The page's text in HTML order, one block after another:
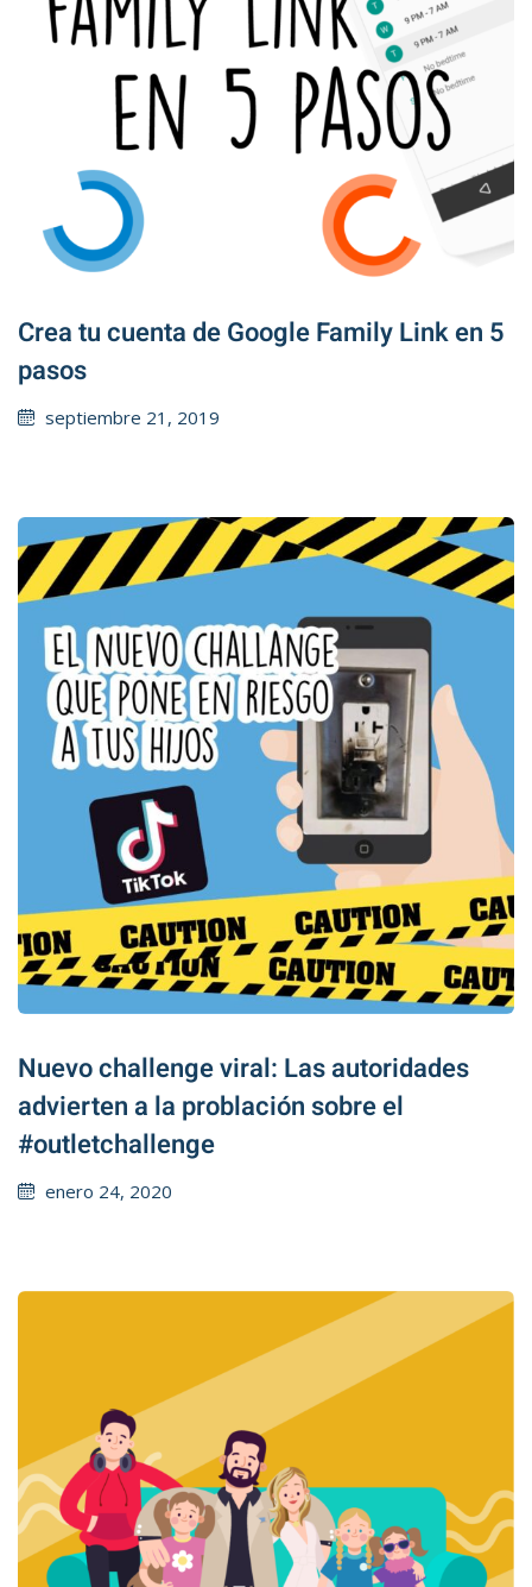
Crea tu cuenta de Google Family Link en 5
pasos
Posted
septiembre 21, 2019
Nuevo challenge viral: Las autoridades
advierten a la problación sobre el
#outletchallenge
Posted
enero 24, 2020